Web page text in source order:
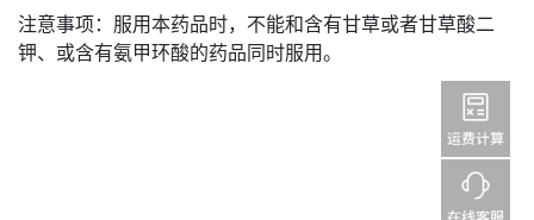
注意事项：服用本药品时，不能和含有甘草或者甘草酸二
钾、或含有氨甲环酸的药品同时服用。